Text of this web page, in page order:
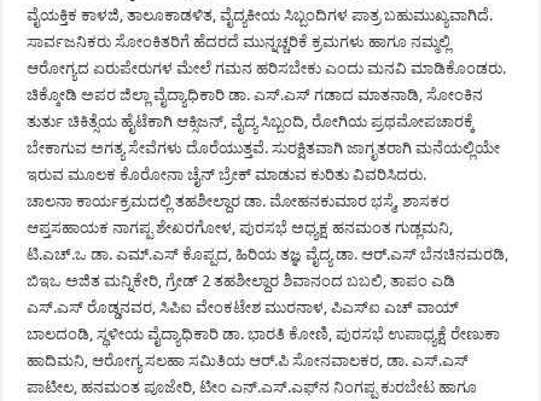
ವೈಯಕ್ತಿಕ ಕಾಳಜಿ, ತಾಲೂಕಾಡಳಿತ, ವೈದ್ಯಕೀಯ ಸಿಬ್ಬಂದಿಗಳ ಪಾತ್ರ ಬಹುಮುಖ್ಯವಾಗಿದೆ.
ಸಾರ್ವಜನಿಕರು ಸೋಂಕಿತರಿಗೆ ಹೆದರದೆ ಮುನ್ನಚ್ಚರಿಕೆ ಕ್ರಮಗಳು ಹಾಗೂ ನಮ್ಮಲ್ಲಿ
ಆರೋಗ್ಯದ ಏರುಪೇರುಗಳ ಮೇಲೆ ಗಮನ ಹರಿಸಬೇಕು ಎಂದು ಮನವಿ ಮಾಡಿಕೊಂಡರು.
ಚಿಕ್ಕೋಡಿ ಅಪರ ಜಿಲ್ಲಾ ವೈದ್ಯಾಧಿಕಾರಿ ಡಾ. ಎಸ್.ಎಸ್ ಗಡಾದ ಮಾತನಾಡಿ, ಸೋಂಕಿನ
ತುರ್ತು ಚಿಕಿತ್ಸೆಯ ಹೈಟೆಕಾಗಿ ಆಕ್ಸಿಜನ್, ವೈದ್ಯ ಸಿಬ್ಬಂದಿ, ರೋಗಿಯ ಪ್ರಥಮೋಪಚಾರಕ್ಕೆ
ಬೇಕಾಗುವ ಅಗತ್ಯ ಸೇವೆಗಳು ದೊರೆಯುತ್ತವೆ. ಸುರಕ್ಷಿತವಾಗಿ ಜಾಗೃತರಾಗಿ ಮನೆಯಲ್ಲಿಯೇ
ಇರುವ ಮೂಲಕ ಕೊರೋನಾ ಚೈನ್ ಬ್ರೇಕ್ ಮಾಡುವ ಕುರಿತು ವಿವರಿಸಿದರು.
ಚಾಲನಾ ಕಾರ್ಯಕ್ರಮದಲ್ಲಿ ತಹಶೀಲ್ದಾರ ಡಾ. ಮೋಹನಕುಮಾರ ಭಸ್ಮೆ, ಶಾಸಕರ
ಆಪ್ತಸಹಾಯಕ ನಾಗಪ್ಪ ಶೇಖರಗೋಳ, ಪುರಸಭೆ ಅಧ್ಯಕ್ಷ ಹನಮಂತ ಗುಡ್ಲಮನಿ,
ಟಿ.ಎಚ್.ಒ ಡಾ. ಎಮ್.ಎಸ್ ಕೊಪ್ಪದ, ಹಿರಿಯ ತಜ್ಞ ವೈದ್ಯ ಡಾ. ಆರ್.ಎಸ್ ಬೆನಚಿನಮರಡಿ,
ಬಿಇಒ ಅಜಿತ ಮನ್ನಿಕೇರಿ, ಗ್ರೇಡ್ 2 ತಹಶೀಲ್ದಾರ ಶಿವಾನಂದ ಬಬಲಿ, ತಾಪಂ ಎಡಿ
ಎಸ್.ಎಸ್ ರೊಡ್ಡನವರ, ಸಿಪಿಐ ವೇಂಕಟೇಶ ಮುರನಾಳ, ಪಿಎಸ್‍ಐ ಎಚ್ ವಾಯ್
ಬಾಲದಂಡಿ, ಸ್ಥಳೀಯ ವೈದ್ಯಾಧಿಕಾರಿ ಡಾ. ಭಾರತಿ ಕೋಣಿ, ಪುರಸಭೆ ಉಪಾಧ್ಯಕ್ಷೆ ರೇಣುಕಾ
ಹಾದಿಮನಿ, ಆರೋಗ್ಯ ಸಲಹಾ ಸಮಿತಿಯ ಆರ್.ಪಿ ಸೋನವಾಲಕರ, ಡಾ. ಎಸ್.ಎಸ್
ಪಾಟೀಲ, ಹನಮಂತ ಪೂಜೇರಿ, ಟೀಂ ಎನ್.ಎಸ್.ಎಫ್‍ನ ನಿಂಗಪ್ಪ ಕುರಬೇಟ ಹಾಗೂ